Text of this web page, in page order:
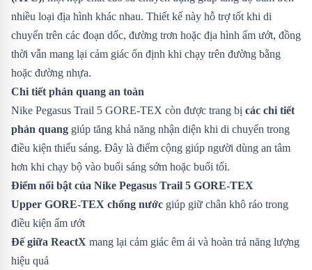
nhiều loại địa hình khác nhau. Thiết kế này hỗ trợ tốt khi di
chuyển trên các đoạn dốc, đường trơn hoặc địa hình ẩm ướt, đồng
thời vẫn mang lại cảm giác ổn định khi chạy trên đường bằng
hoặc đường nhựa.
Chi tiết phản quang an toàn
Nike Pegasus Trail 5 GORE-TEX còn được trang bị các chi tiết
phản quang giúp tăng khả năng nhận diện khi di chuyển trong
điều kiện thiếu sáng. Đây là điểm cộng giúp người dùng an tâm
hơn khi chạy bộ vào buổi sáng sớm hoặc buổi tối.
Điểm nổi bật của Nike Pegasus Trail 5 GORE-TEX
Upper GORE-TEX chống nước giúp giữ chân khô ráo trong
điều kiện ẩm ướt
Đế giữa ReactX mang lại cảm giác êm ái và hoàn trả năng lượng
hiệu quả